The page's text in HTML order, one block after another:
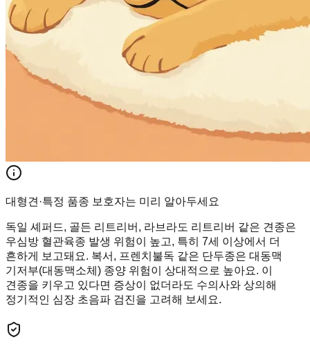
대형견·특정 품종 보호자는 미리 알아두세요
독일 셰퍼드, 골든 리트리버, 라브라도 리트리버 같은 견종은
우심방 혈관육종 발생 위험이 높고, 특히 7세 이상에서 더
흔하게 보고돼요. 복서, 프렌치불독 같은 단두종은 대동맥
기저부(대동맥소체) 종양 위험이 상대적으로 높아요. 이
견종을 키우고 있다면 증상이 없더라도 수의사와 상의해
정기적인 심장 초음파 검진을 고려해 보세요.